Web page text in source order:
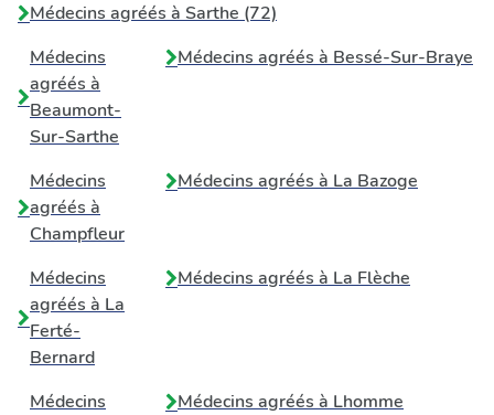
Médecins agréés à Sarthe (72)
Médecins
agréés à
Beaumont-
Sur-Sarthe
Médecins agréés à Bessé-Sur-Braye
Médecins
agréés à
Champfleur
Médecins agréés à La Bazoge
Médecins
agréés à La
Ferté-
Bernard
Médecins agréés à La Flèche
Médecins
Médecins agréés à Lhomme